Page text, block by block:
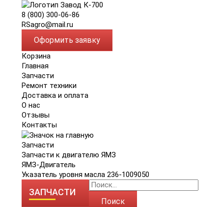
8 (800) 300-06-86
RSagro@mail.ru
Оформить заявку
Корзина
Главная
Запчасти
Ремонт техники
Доставка и оплата
О нас
Отзывы
Контакты
Запчасти
Запчасти к двигателю ЯМЗ
ЯМЗ-Двигатель
Указатель уровня масла 236-1009050
ЗАПЧАСТИ
Поиск